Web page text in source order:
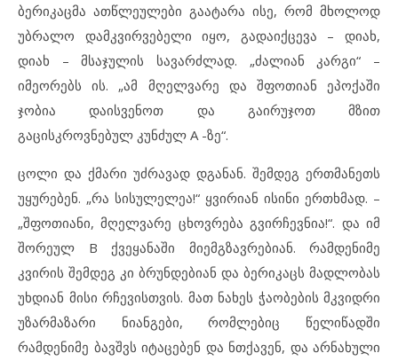
ბერიკაცმა ათწლეულები გაატარა ისე, რომ მხოლოდ
უბრალო დამკვირვებელი იყო, გადაიქცევა – დიახ,
დიახ – მსაჯულის სავარძლად. „ძალიან კარგი“ –
იმეორებს ის. „ამ მღელვარე და შფოთიან ეპოქაში
ჯობია დაისვენოთ და გაირუჯოთ მზით
გაცისკროვნებულ კუნძულ A -ზე“.
ცოლი და ქმარი უძრავად დგანან. შემდეგ ერთმანეთს
უყურებენ. „რა სისულელეა!“ ყვირიან ისინი ერთხმად. –
„შფოთიანი, მღელვარე ცხოვრება გვირჩევნია!“. და იმ
შორეულ B ქვეყანაში მიემგზავრებიან. რამდენიმე
კვირის შემდეგ კი ბრუნდებიან და ბერიკაცს მადლობას
უხდიან მისი რჩევისთვის. მათ ნახეს ჭაობების მკვიდრი
უზარმაზარი ნიანგები, რომლებიც წელიწადში
რამდენიმე ბავშვს იტაცებენ და ნთქავენ, და არნახული